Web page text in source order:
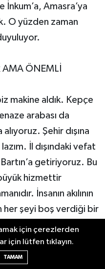
İnkum’a, Amasra’ya
O yüzden zaman
AMA ÖNEMLİ
makine aldık. Kepçe
arabası da
Şehir dışına
İl dışındaki vefat
getiriyoruz. Bu
hizmettir
İnsanın akılının
her şeyi boş verdiği bir
Evimizden 4-5
annemiz,
an elin
için çerezlerden
için lütfen tıklayın.
TAMAM
5 Gözaltı, 4